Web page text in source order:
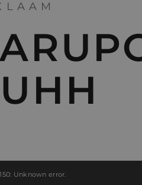
Unknown error.